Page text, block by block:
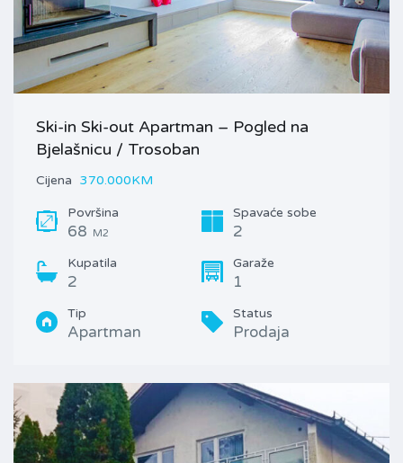
Ski-in Ski-out Apartman – Pogled na
Bjelašnicu / Trosoban
Cijena 370.000KM
Površina
68 M2
Spavaće sobe
2
Kupatila
2
Garaže
1
Tip
Apartman
Status
Prodaja